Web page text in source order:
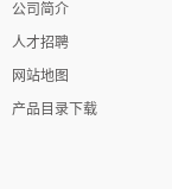
公司简介
人才招聘
网站地图
产品目录下载